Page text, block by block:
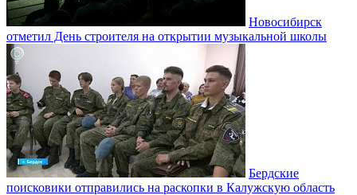
Новосибирск
отметил День строителя на открытии музыкальной школы
Бердские
поисковики отправились на раскопки в Калужскую область